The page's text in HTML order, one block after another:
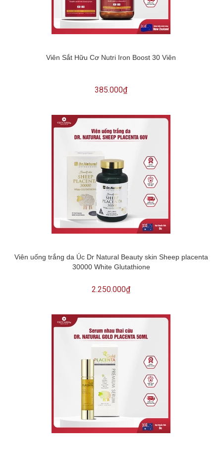
Viên Sắt Hữu Cơ Nutri Iron Boost 30 Viên
385.000₫
Viên uống trắng da Úc Dr Natural Beauty skin Sheep placenta
30000 White Glutathione
2.250.000₫